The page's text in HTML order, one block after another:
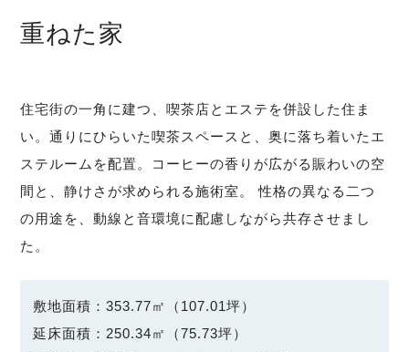
重ねた家
住宅街の一角に建つ、喫茶店とエステを併設した住ま
い。通りにひらいた喫茶スペースと、奥に落ち着いたエ
ステルームを配置。コーヒーの香りが広がる賑わいの空
間と、静けさが求められる施術室。 性格の異なる二つ
の用途を、動線と音環境に配慮しながら共存させまし
た。
敷地面積：353.77㎡（107.01坪）
延床面積：250.34㎡（75.73坪）